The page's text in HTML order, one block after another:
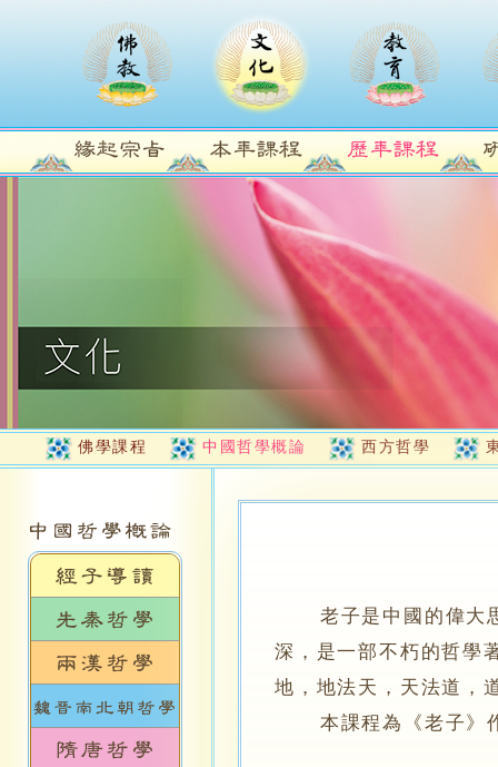
佛學課程 中國哲學概論 西方哲學
老子是中國的偉大
深，是一部不朽的哲學
地，地法天，天法道，
本課程為《老子》作